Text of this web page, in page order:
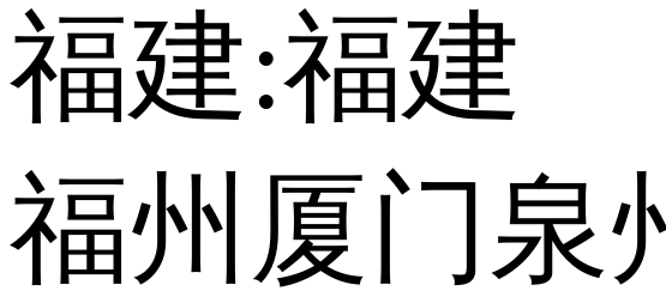
福建:福建
福州 厦门泉